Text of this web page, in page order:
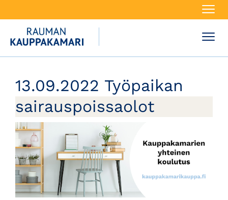
13.09.2022 Työpaikan
sairauspoissaolot